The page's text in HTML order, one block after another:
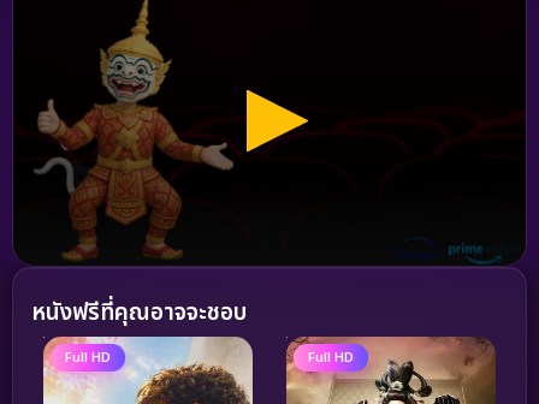
หนังฟรีที่คุณอาจจะชอบ
Full HD Full HD